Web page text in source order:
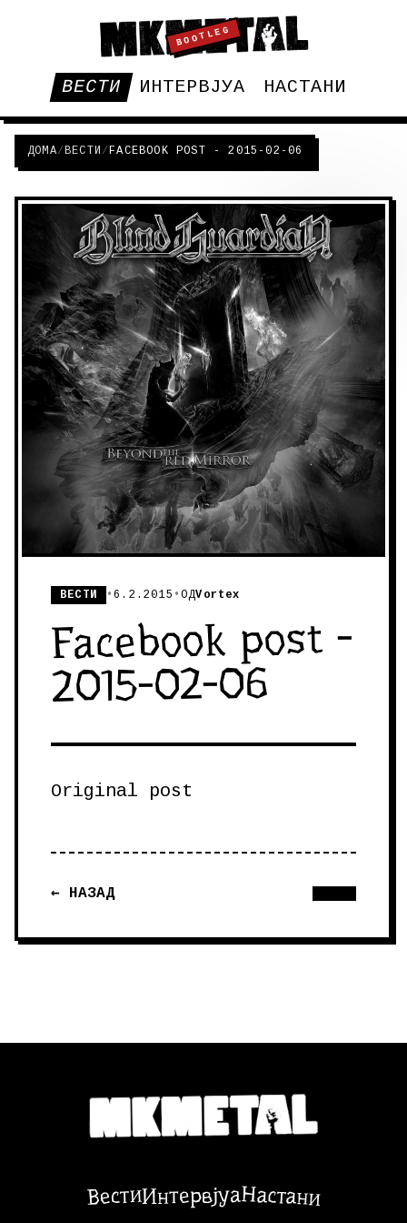
BOOTLEG
ВЕСТИ ИНТЕРВЈУА НАСТАНИ
ДОМА/ВЕСТИ /FACEBOOK POST - 2015-02-06
ВЕСТИ •6.2.2015 •ОДVortex
Facebook post -
2015-02-06
Original post
← НАЗАД
ВестиИнтервјуаНастани